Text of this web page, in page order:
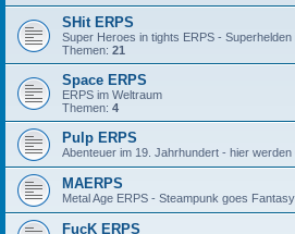
SHit ERPS
Super Heroes in tights ERPS - Superhelden
Themen: 21
Space ERPS
ERPS im Weltraum
Themen: 4
Pulp ERPS
Abenteuer im 19. Jahrhundert - hier
MAERPS
Metal Age ERPS - Steampunk goes Fantasy
FucK ERPS